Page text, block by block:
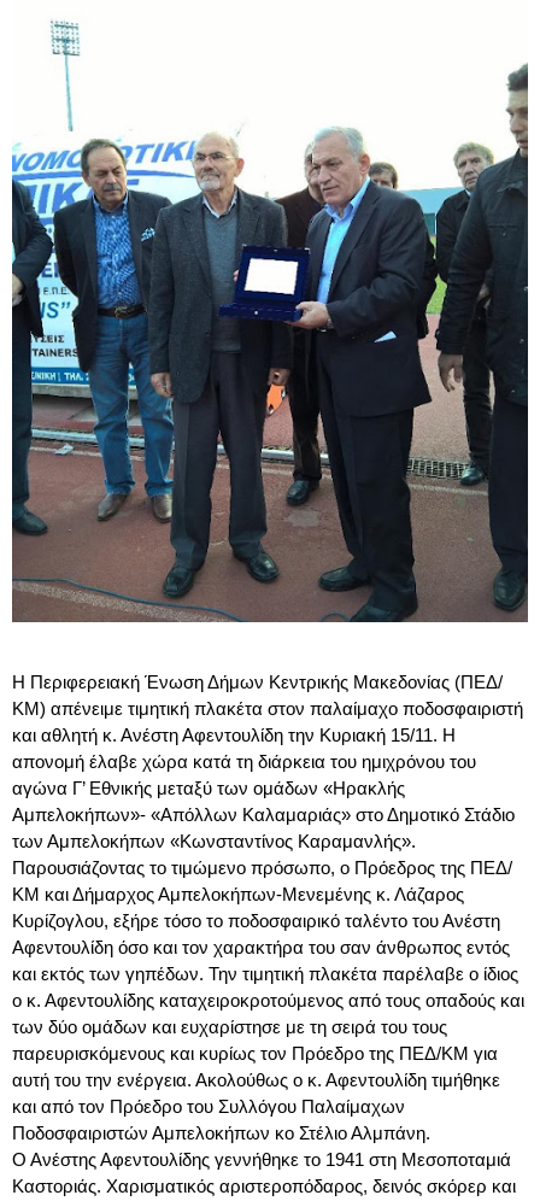
Η Περιφερειακή Ένωση Δήμων Κεντρικής Μακεδονίας (ΠΕΔ/
ΚΜ) απένειμε τιμητική πλακέτα στον παλαίμαχο ποδοσφαιριστή
και αθλητή κ. Ανέστη Αφεντουλίδη την Κυριακή 15/11. Η
απονομή έλαβε χώρα κατά τη διάρκεια του ημιχρόνου του
αγώνα Γ’ Εθνικής μεταξύ των ομάδων «Ηρακλής
Αμπελοκήπων»- «Απόλλων Καλαμαριάς» στο Δημοτικό Στάδιο
των Αμπελοκήπων «Κωνσταντίνος Καραμανλής».
Παρουσιάζοντας το τιμώμενο πρόσωπο, ο Πρόεδρος της ΠΕΔ/
ΚΜ και Δήμαρχος Αμπελοκήπων-Μενεμένης κ. Λάζαρος
Κυρίζογλου, εξήρε τόσο το ποδοσφαιρικό ταλέντο του Ανέστη
Αφεντουλίδη όσο και τον χαρακτήρα του σαν άνθρωπος εντός
και εκτός των γηπέδων. Την τιμητική πλακέτα παρέλαβε ο ίδιος
ο κ. Αφεντουλίδης καταχειροκροτούμενος από τους οπαδούς και
των δύο ομάδων και ευχαρίστησε με τη σειρά του τους
παρευρισκόμενους και κυρίως τον Πρόεδρο της ΠΕΔ/ΚΜ για
αυτή του την ενέργεια. Ακολούθως ο κ. Αφεντουλίδη τιμήθηκε
και από τον Πρόεδρο του Συλλόγου Παλαίμαχων
Ποδοσφαιριστών Αμπελοκήπων κο Στέλιο Αλμπάνη.
Ο Ανέστης Αφεντουλίδης γεννήθηκε το 1941 στη Μεσοποταμιά
Καστοριάς. Χαρισματικός αριστεροπόδαρος, δεινός σκόρερ και